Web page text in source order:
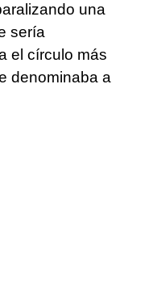
una
sería
el círculo más
denominaba a